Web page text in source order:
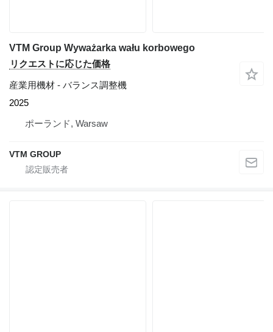
VTM Group Wyważarka wału korbowego
リクエストに応じた価格
産業用機材 - バランス調整機
2025
ポーランド, Warsaw
VTM GROUP